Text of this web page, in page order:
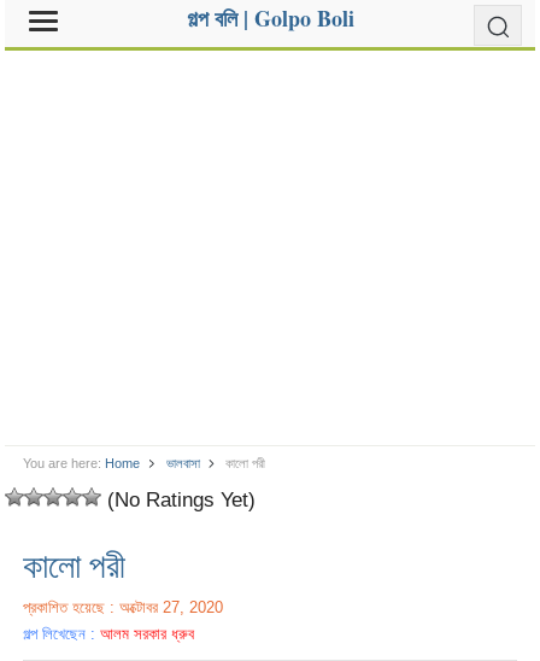
গল্প বলি | Golpo Boli
You are here: Home ভালবাসা কালো পরী
(No Ratings Yet)
কালো পরী
প্রকাশিত হয়েছে : অক্টোবর 27, 2020
গল্প লিখেছেন :আলম সরকার ধ্রুব